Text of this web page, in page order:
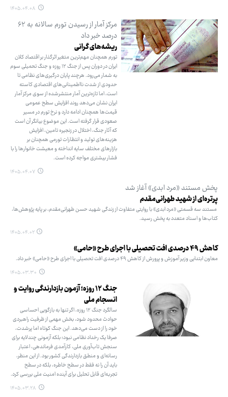
۱۴۰۵.۰۴.۰۸
مرکز آمار از رسیدن تورم سالانه به ۶۲
درصد خبر داد
ریشه‌های گرانی
تورم همچنان مهم‌ترین متغیر اثرگذار بر اقتصاد کلان
ایران در دوران پس از جنگ ۱۲ روزه و جنگ تحمیلی سوم
به شمار می‌رود. هرچند پایان درگیری‌های نظامی تا
حدودی از شدت نااطمینانی‌های اقتصادی کاسته
است، اما تازه‌ترین آمار منتشرشده از سوی مرکز آمار
ایران نشان می‌دهد روند افزایش سطح عمومی
قیمت‌ها همچنان ادامه دارد و نرخ تورم در مسیر
صعودی قرار گرفته است. این موضوع بیانگر آن است
که آثار جنگ، اختلال در زنجیره تامین، افزایش
هزینه‌های تولید و انتظارات تورمی همچنان بر
بازارهای مختلف سایه انداخته و معیشت خانوارها را با
فشار بیشتری مواجه کرده است.
۱۴۰۵.۰۴.۰۷
پخش مستند «مرد ابدی» آغاز شد
پرتره‌ای از شهید طهرانی‌مقدم
مستند سه قسمتی «مرد ابدی» با روایتی متفاوت از زندگی شهید حسن طهرانی‌مقدم، بر پایه پژوهش‌ها،
کتاب‌ها و اسناد متعدد به پخش رسید.
۱۴۰۵.۰۴.۰۲
کاهش ۴۹ درصدی افت تحصیلی با اجرای طرح «حامی»
معاون ابتدایی وزیر آموزش و پرورش از کاهش ۴۹ درصدی افت تحصیلی با اجرای طرح «حامی» خبر داد.
۱۴۰۵.۰۳.۳۰
جنگ ۱۲ روزه؛ آزمون بازدارندگی روایت و
انسجام ملی
سالگرد جنگ ۱۲ روزه، اگر تنها به بازگویی احساسی
حوادث محدود شود، بخش مهمی از ظرفیت راهبردی
خود را از دست می‌دهد. این جنگ کوتاه اما پرشدت،
صرفا یک رخداد نظامی نبود؛ بلکه آزمونی چندلایه برای
سنجش تاب‌آوری ملی، کارآمدی فرماندهی، اعتبار
رسانه‌ای و منطق بازدارندگی کشور بود. از این منظر،
باید آن را نه فقط در سطح خاطره، بلکه در سطح
تجربه‌ای قابل تحلیل برای آینده امنیت ملی بررسی کرد.
۱۴۰۵.۰۳.۲۸